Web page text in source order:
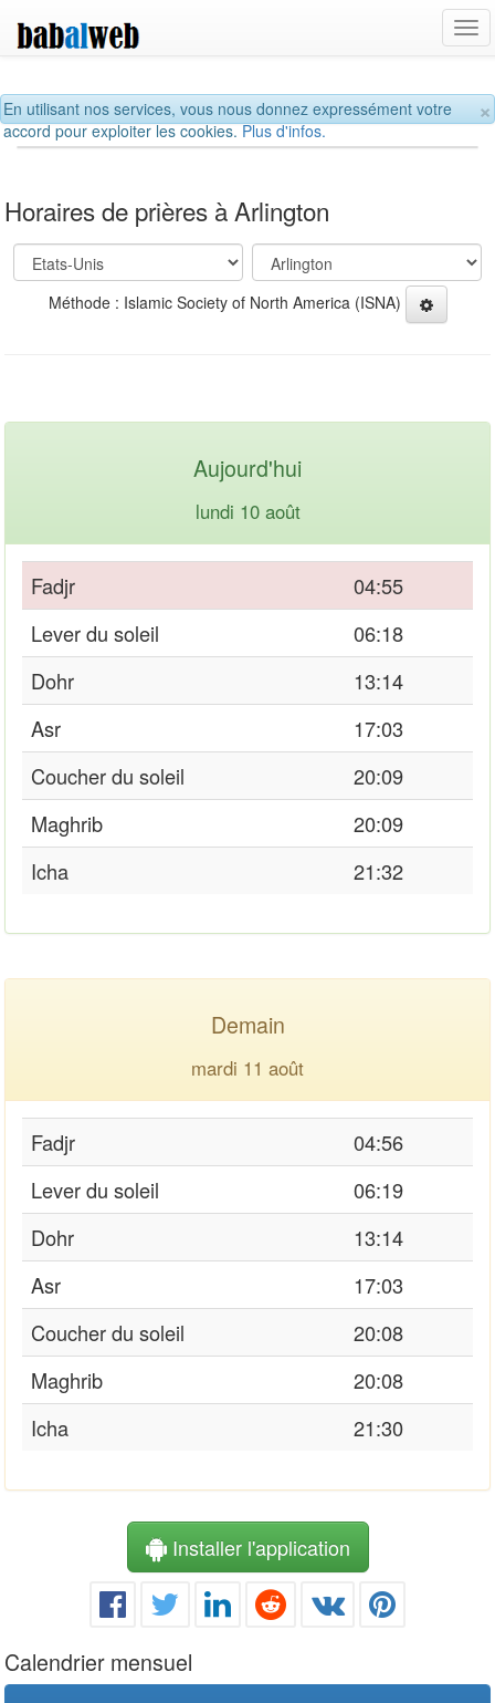
×
En utilisant nos services, vous nous donnez expressément votre
accord pour exploiter les cookies.Plus d'infos.
Horaires de prières à Arlington
Méthode : Islamic Society of North America (ISNA)
Aujourd'hui
lundi 10 août
Fadjr
04:55
Lever du soleil
06:18
Dohr
13:14
Asr
17:03
Coucher du soleil
20:09
Maghrib
20:09
Icha
21:32
Demain
mardi 11 août
Fadjr
04:56
Lever du soleil
06:19
Dohr
13:14
Asr
17:03
Coucher du soleil
20:08
Maghrib
20:08
Icha
21:30
Installer l'application
Calendrier mensuel